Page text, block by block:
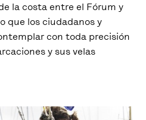
la costa entre el Fórum y
que los ciudadanos y
con toda precisión
y sus velas